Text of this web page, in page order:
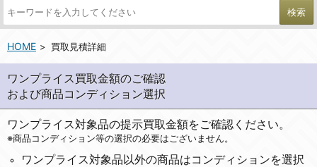
検索
HOME 買取見積詳細
ワンプライス買取金額のご確認
および商品コンディション選択
ワンプライス対象品の提示買取金額をご確認ください。
※商品コンディション等の選択の必要はございません。
ワンプライス対象品以外の商品はコンディションを選択